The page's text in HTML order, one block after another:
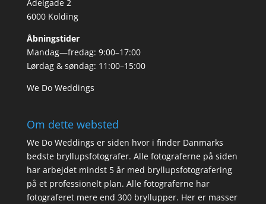
Adelgade 2
6000 Kolding
Åbningstider
Mandag—fredag: 9:00–17:00
Lørdag & søndag: 11:00–15:00
We Do Weddings
Om dette websted
We Do Weddings er siden hvor i finder Danmarks
bedste bryllupsfotografer. Alle fotograferne på siden
har arbejdet mindst 5 år med bryllupsfotografering
på et professionelt plan. Alle fotograferne har
fotograferet mere end 300 bryllupper. Her er masser